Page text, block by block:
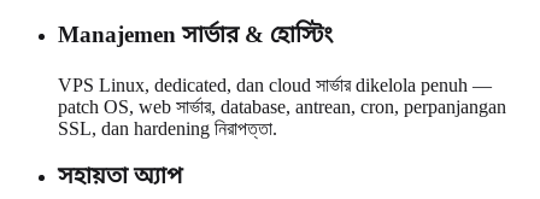
Manajemen সার্ভার & হোস্টিং
VPS Linux, dedicated, dan cloud সার্ভার dikelola penuh —
patch OS, web সার্ভার, database, antrean, cron, perpanjangan
SSL, dan hardening নিরাপত্তা.
সহায়তা অ্যাপ